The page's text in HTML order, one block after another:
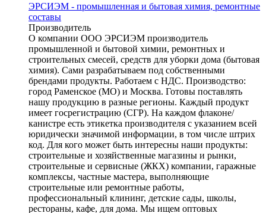
ЭРСИЭМ - промышленная и бытовая химия, ремонтные
составы
Производитель
О компании ООО ЭРСИЭМ производитель
промышленной и бытовой химии, ремонтных и
строительных смесей, средств для уборки дома (бытовая
химия). Сами разрабатываем под собственными
брендами продукты. Работаем с НДС. Производство:
город Раменское (МО) и Москва. Готовы поставлять
нашу продукцию в разные регионы. Каждый продукт
имеет госрегистрацию (СГР). На каждом флаконе/
канистре есть этикетка производителя с указанием всей
юридически значимой информации, в том числе штрих
код. Для кого может быть интересны наши продукты:
строительные и хозяйственные магазины и рынки,
строительные и сервисные (ЖКХ) компании, гаражные
комплексы, частные мастера, выполняющие
строительные или ремонтные работы,
профессиональный клининг, детские сады, школы,
рестораны, кафе, для дома. Мы ищем оптовых